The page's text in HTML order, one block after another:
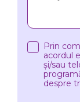
Prin
acordul
și/sau
despre